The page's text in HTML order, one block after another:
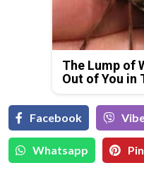
The Lump of
Out of You in
Facebook
Whatsapp